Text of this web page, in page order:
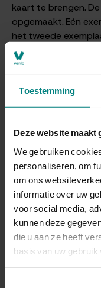
Toestemming
Deze website maakt
We gebruiken
personaliseren, om
om ons
informatie over uw
voor social media,
kunnen deze
die u aan ze heeft
basis van uw gebruik
kaart te brengen.
opgemaakt. Eén
het tweede
Regionaal
(voorheen
Stand zijn een
onderzoek.
Bij de overbrenging
acht genomen.
75 jaar en voor
Geboorten
Doorzoek de
burgerlijke stand van
en Venlo.